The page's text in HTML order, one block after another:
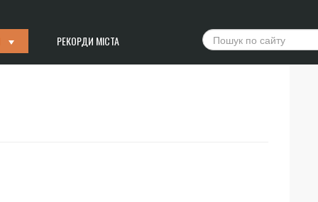
РЕКОРДИ МІСТА